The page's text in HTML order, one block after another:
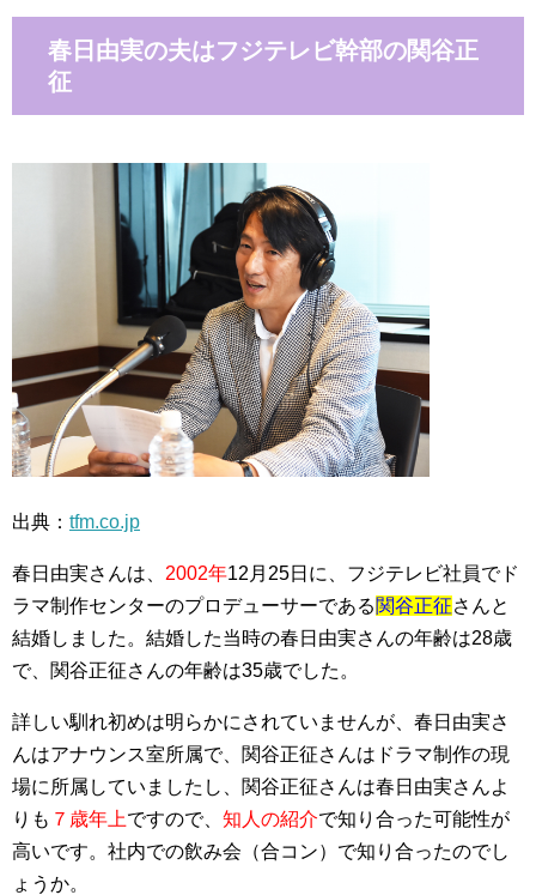
春日由実の夫はフジテレビ幹部の関谷正
征
出典： tfm.co.jp
春日由実さんは、 2002年12月25日に、フジテレビ社員でド
ラマ制作センターのプロデューサーである関谷正征さんと
結婚しました。結婚した当時の春日由実さんの年齢は28歳
で、関谷正征さんの年齢は35歳でした。
詳しい馴れ初めは明らかにされていませんが、春日由実さ
んはアナウンス室所属で、関谷正征さんはドラマ制作の現
場に所属していましたし、関谷正征さんは春日由実さんよ
りも ７歳年上ですので、 知人の紹介で知り合った可能性が
高いです。社内での飲み会（合コン）で知り合ったのでし
ょうか。